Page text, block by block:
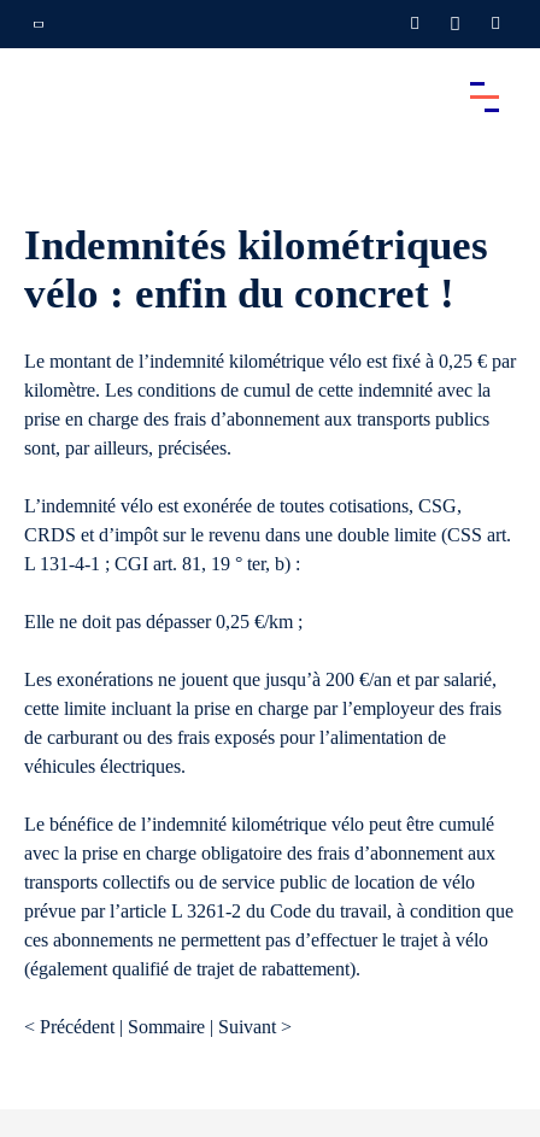
Indemnités kilométriques
vélo : enfin du concret !
Le montant de l’indemnité kilométrique vélo est fixé à 0,25 € par
kilomètre. Les conditions de cumul de cette indemnité avec la
prise en charge des frais d’abonnement aux transports publics
sont, par ailleurs, précisées.
L’indemnité vélo est exonérée de toutes cotisations, CSG,
CRDS et d’impôt sur le revenu dans une double limite (CSS art.
L 131-4-1 ; CGI art. 81, 19 ° ter, b) :
Elle ne doit pas dépasser 0,25 €/km ;
Les exonérations ne jouent que jusqu’à 200 €/an et par salarié,
cette limite incluant la prise en charge par l’employeur des frais
de carburant ou des frais exposés pour l’alimentation de
véhicules électriques.
Le bénéfice de l’indemnité kilométrique vélo peut être cumulé
avec la prise en charge obligatoire des frais d’abonnement aux
transports collectifs ou de service public de location de vélo
prévue par l’article L 3261-2 du Code du travail, à condition que
ces abonnements ne permettent pas d’effectuer le trajet à vélo
(également qualifié de trajet de rabattement).
< Précédent | Sommaire | Suivant >